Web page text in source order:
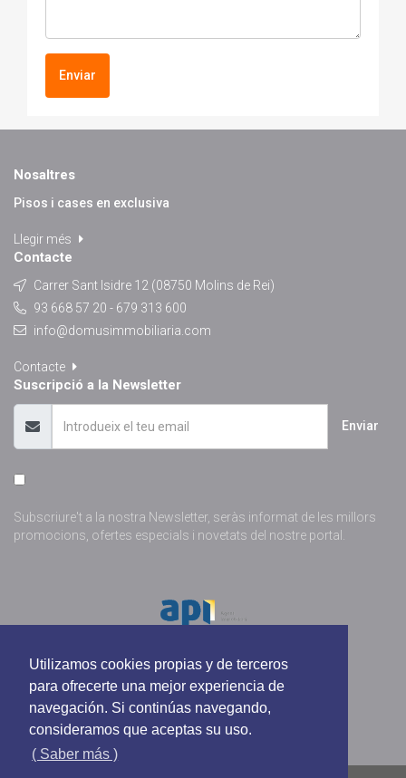
Utilizamos cookies propias y de terceros
para ofrecerte una mejor experiencia de
navegación. Si continúas navegando,
consideramos que aceptas su uso.
( Saber más )
Enviar
Nosaltres
Pisos i cases en exclusiva
Llegir més
Contacte
Carrer Sant Isidre 12 (08750 Molins de Rei)
93 668 57 20 - 679 313 600
info@domusimmobiliaria.com
Contacte
Suscripció a la Newsletter
Enviar
Subscriure't a la nostra Newsletter, seràs informat de les millors
promocions, ofertes especials i novetats del nostre portal.